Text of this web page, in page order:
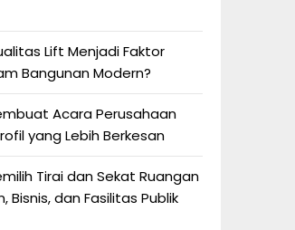
Lift Menjadi Faktor
Bangunan Modern?
Acara Perusahaan
yang Lebih Berkesan
Tirai dan Sekat Ruangan
Bisnis, dan Fasilitas Publik